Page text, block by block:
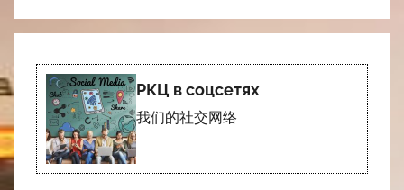
РКЦ в соцсетях
我们的社交网络